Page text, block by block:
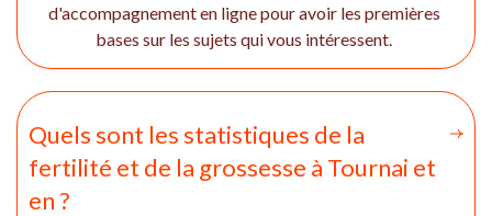
d'accompagnement en ligne pour avoir les premières
bases sur les sujets qui vous intéressent.
Quels sont les statistiques de la
fertilité et de la grossesse à Tournai et
en ?